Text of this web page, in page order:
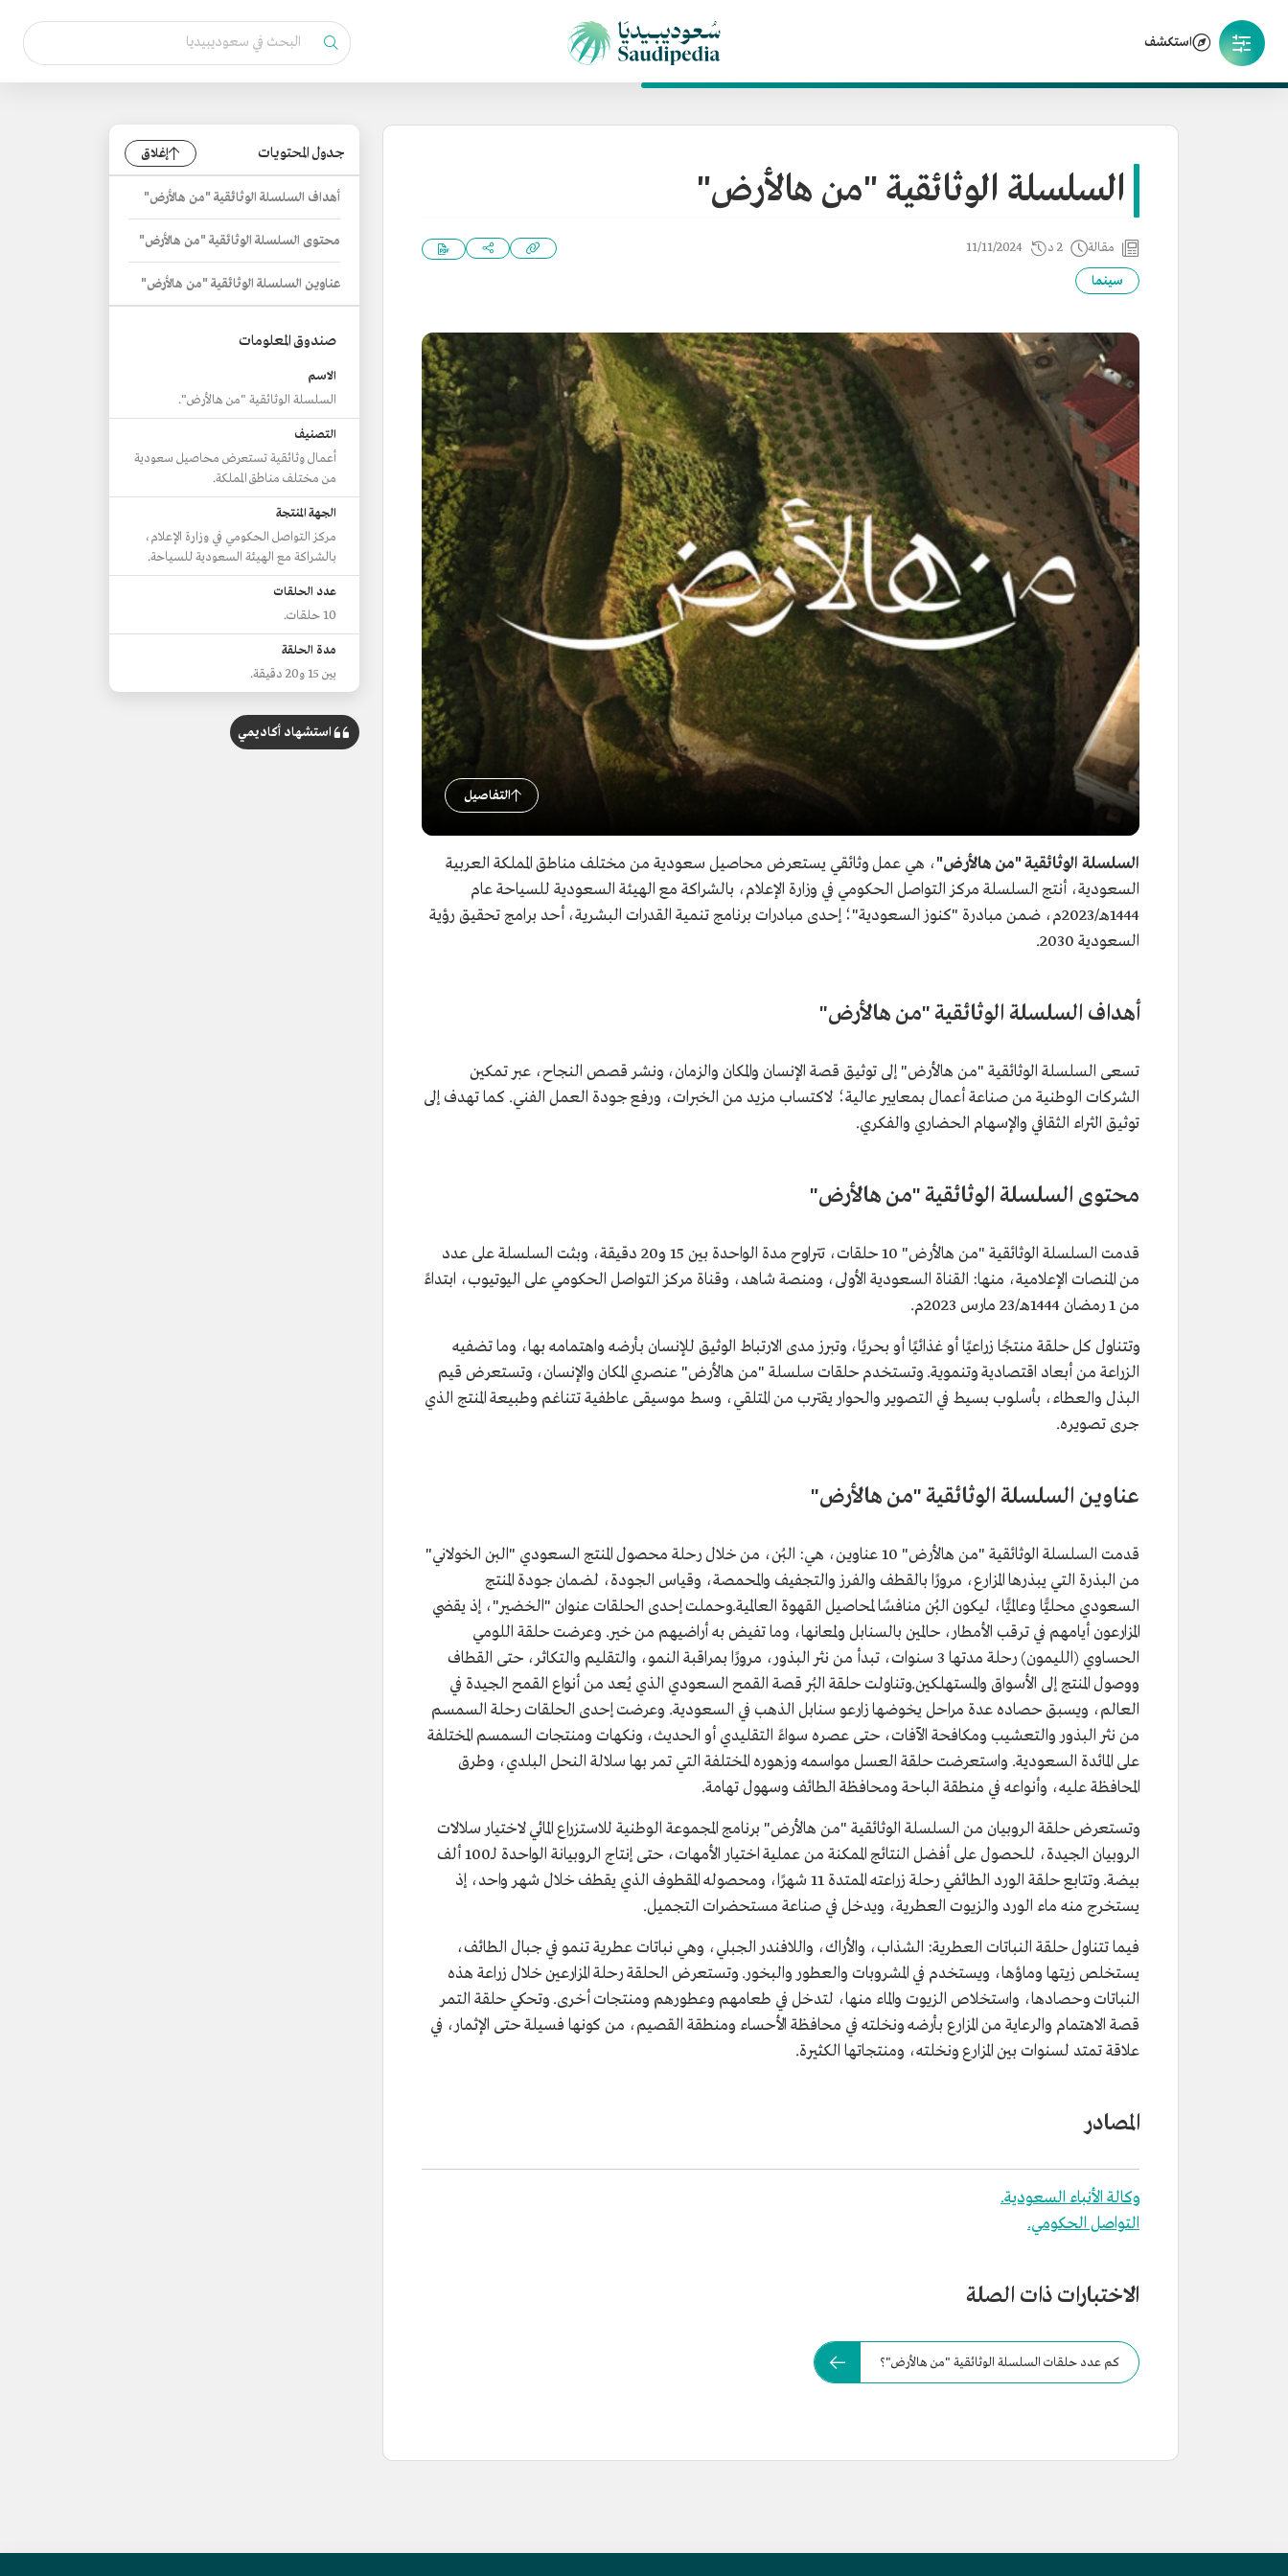
استكشف
السلسلة الوثائقية "من هالأرض"
مقالة 2 د 11/11/2024
سينما
التفاصيل
السلسلة الوثائقية "من هالأرض"، هي عمل وثائقي يستعرض محاصيل سعودية من مختلف مناطق المملكة العربية
السعودية، أنتج السلسلة مركز التواصل الحكومي في وزارة الإعلام، بالشراكة مع الهيئة السعودية للسياحة عام
1444هـ/2023م، ضمن مبادرة "كنوز السعودية"؛ إحدى مبادرات برنامج تنمية القدرات البشرية، أحد برامج تحقيق رؤية
السعودية 2030.
أهداف السلسلة الوثائقية "من هالأرض"
تسعى السلسلة الوثائقية "من هالأرض" إلى توثيق قصة الإنسان والمكان والزمان، ونشر قصص النجاح، عبر تمكين
الشركات الوطنية من صناعة أعمال بمعايير عالية؛ لاكتساب مزيد من الخبرات، ورفع جودة العمل الفني. كما تهدف إلى
توثيق الثراء الثقافي والإسهام الحضاري والفكري.
محتوى السلسلة الوثائقية "من هالأرض"
قدمت السلسلة الوثائقية "من هالأرض" 10 حلقات، تتراوح مدة الواحدة بين 15 و20 دقيقة، وبثت السلسلة على عدد
من المنصات الإعلامية، منها: القناة السعودية الأولى، ومنصة شاهد، وقناة مركز التواصل الحكومي على اليوتيوب، ابتداءً
من 1 رمضان 1444هـ/23 مارس 2023م.
وتتناول كل حلقة منتجًا زراعيًا أو غذائيًا أو بحريًا، وتبرز مدى الارتباط الوثيق للإنسان بأرضه واهتمامه بها، وما تضفيه
الزراعة من أبعاد اقتصادية وتنموية. وتستخدم حلقات سلسلة "من هالأرض" عنصري المكان والإنسان، وتستعرض قيم
البذل والعطاء، بأسلوب بسيط في التصوير والحوار يقترب من المتلقي، وسط موسيقى عاطفية تتناغم وطبيعة المنتج الذي
جرى تصويره.
عناوين السلسلة الوثائقية "من هالأرض"
قدمت السلسلة الوثائقية "من هالأرض" 10 عناوين، هي: البُن، من خلال رحلة محصول المنتج السعودي "البن الخولاني"
من البذرة التي يبذرها المزارع، مرورًا بالقطف والفرز والتجفيف والمحمصة، وقياس الجودة، لضمان جودة المنتج
السعودي محليًّا وعالميًّا، ليكون البُن منافسًا لمحاصيل القهوة العالمية.وحملت إحدى الحلقات عنوان "الخضير"، إذ يقضي
المزارعون أيامهم في ترقب الأمطار، حالمين بالسنابل ولمعانها، وما تفيض به أراضيهم من خير. وعرضت حلقة اللومي
الحساوي (الليمون) رحلة مدتها 3 سنوات، تبدأ من نثر البذور، مرورًا بمراقبة النمو، والتقليم والتكاثر، حتى القطاف
ووصول المنتج إلى الأسواق والمستهلكين.وتناولت حلقة البُر قصة القمح السعودي الذي يُعد من أنواع القمح الجيدة في
العالم، ويسبق حصاده عدة مراحل يخوضها زارعو سنابل الذهب في السعودية. وعرضت إحدى الحلقات رحلة السمسم
من نثر البذور والتعشيب ومكافحة الآفات، حتى عصره سواءً التقليدي أو الحديث، ونكهات ومنتجات السمسم المختلفة
على المائدة السعودية. واستعرضت حلقة العسل مواسمه وزهوره المختلفة التي تمر بها سلالة النحل البلدي، وطرق
المحافظة عليه، وأنواعه في منطقة الباحة ومحافظة الطائف وسهول تهامة.
وتستعرض حلقة الروبيان من السلسلة الوثائقية "من هالأرض" برنامج المجموعة الوطنية للاستزراع المائي لاختيار سلالات
الروبيان الجيدة، للحصول على أفضل النتائج الممكنة من عملية اختيار الأمهات، حتى إنتاج الروبيانة الواحدة لـ100 ألف
بيضة. وتتابع حلقة الورد الطائفي رحلة زراعته الممتدة 11 شهرًا، ومحصوله المقطوف الذي يقطف خلال شهر واحد، إذ
يستخرج منه ماء الورد والزيوت العطرية، ويدخل في صناعة مستحضرات التجميل.
فيما تتناول حلقة النباتات العطرية: الشذاب، والأراك، واللافندر الجبلي، وهي نباتات عطرية تنمو في جبال الطائف،
يستخلص زيتها وماؤها، ويستخدم في المشروبات والعطور والبخور. وتستعرض الحلقة رحلة المزارعين خلال زراعة هذه
النباتات وحصادها، واستخلاص الزيوت والماء منها، لتدخل في طعامهم وعطورهم ومنتجات أخرى. وتحكي حلقة التمر
قصة الاهتمام والرعاية من المزارع بأرضه ونخلته في محافظة الأحساء ومنطقة القصيم، من كونها فسيلة حتى الإثمار، في
علاقة تمتد لسنوات بين المزارع ونخلته، ومنتجاتها الكثيرة.
المصادر
وكالة الأنباء السعودية.
التواصل الحكومي.
الاختبارات ذات الصلة
كم عدد حلقات السلسلة الوثائقية "من هالأرض"؟
جدول المحتويات إغلاق
أهداف السلسلة الوثائقية "من هالأرض"
محتوى السلسلة الوثائقية "من هالأرض"
عناوين السلسلة الوثائقية "من هالأرض"
صندوق المعلومات
الاسم
السلسلة الوثائقية "من هالأرض".
التصنيف
أعمال وثائقية تستعرض محاصيل سعودية
من مختلف مناطق المملكة.
الجهة المنتجة
مركز التواصل الحكومي في وزارة الإعلام،
بالشراكة مع الهيئة السعودية للسياحة.
عدد الحلقات
10 حلقات.
مدة الحلقة
بين 15 و20 دقيقة.
استشهاد أكاديمي